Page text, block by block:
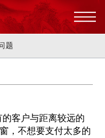
题
的客户与距离较远的
，不想要支付太多的